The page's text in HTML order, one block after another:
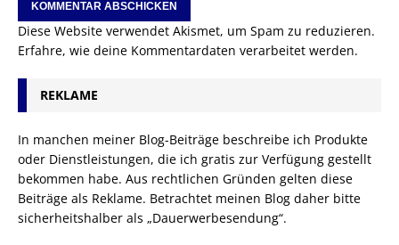
Diese Website verwendet Akismet, um Spam zu reduzieren.
Erfahre, wie deine Kommentardaten verarbeitet werden.
REKLAME
In manchen meiner Blog-Beiträge beschreibe ich Produkte
oder Dienstleistungen, die ich gratis zur Verfügung gestellt
bekommen habe. Aus rechtlichen Gründen gelten diese
Beiträge als Reklame. Betrachtet meinen Blog daher bitte
sicherheitshalber als „Dauerwerbesendung“.